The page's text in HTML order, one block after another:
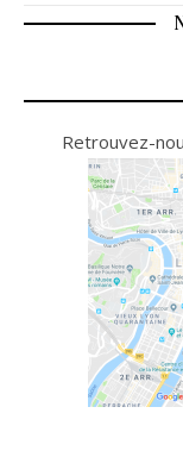
Retrouvez-